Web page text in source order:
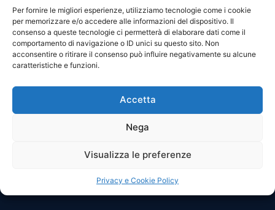
Per fornire le migliori esperienze, utilizziamo tecnologie come i cookie
per memorizzare e/o accedere alle informazioni del dispositivo. Il
consenso a queste tecnologie ci permetterà di elaborare dati come il
comportamento di navigazione o ID unici su questo sito. Non
acconsentire o ritirare il consenso può influire negativamente su alcune
caratteristiche e funzioni.
Accetta
Nega
Visualizza le preferenze
Privacy e Cookie Policy
clienti@officinefvg.it
info@officinefvg.it
posta@officinefvgpec.It
ORARI
Sabato: 8:00 – 12:00